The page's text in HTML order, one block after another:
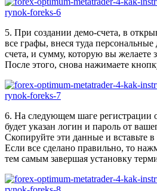
5. При создании демо-счета, в
все графы, внеся туда
счета, и сумму, которую вы желаете
После этого, снова нажимаете
6. На следующем шаге регистрации
будет указан логин и пароль от
Скопируйте эти данные и вставьте
Если все сделано правильно, то
тем самым завершая установку